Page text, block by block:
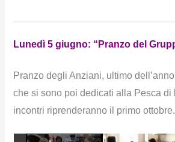
Lunedì 5 giugno: “Pranzo del
Pranzo degli Anziani, ultimo
che si sono poi dedicati alla Pesca di
incontri riprenderanno il primo